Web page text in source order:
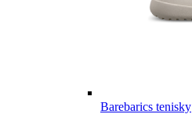
Barebarics tenisky